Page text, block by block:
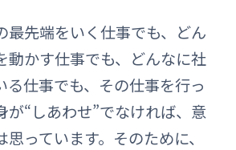
最先端をいく仕事でも、どん
動かす仕事でも、どんなに社
る仕事でも、その仕事を行っ
が“しあわせ”でなければ、意
っています。そのために、